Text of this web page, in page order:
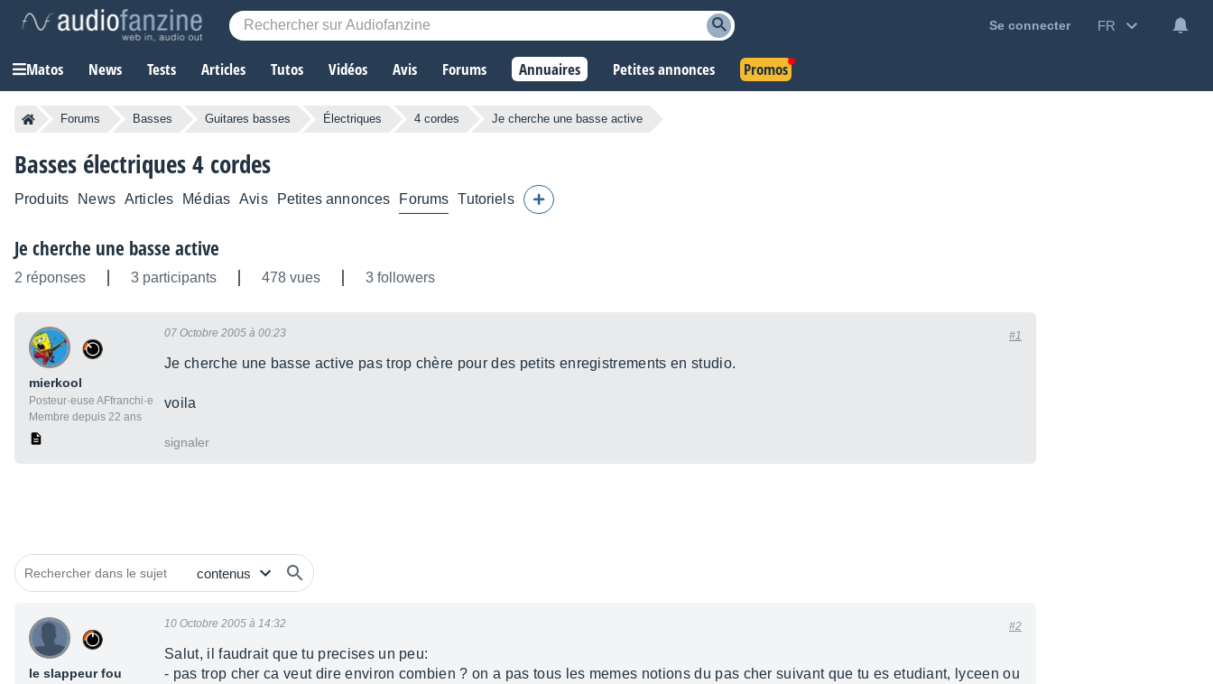
Se connecter FR
Matos News Tests Articles Tutos Vidéos Avis Forums Annuaires Petites annonces Promos
Forums Basses Guitares basses Électriques 4 cordes Je cherche une basse active
Basses électriques 4 cordes
Produits News Articles Médias Avis Petites annonces Forums Tutoriels
Je cherche une basse active
2 réponses 3 participants 478 vues 3 followers
mierkool
Posteur·euse AFfranchi·e
Membre depuis 22 ans
07 Octobre 2005 à 00:23 #1
Je cherche une basse active pas trop chère pour des petits enregistrements en studio.
voila
signaler
le slappeur fou
10 Octobre 2005 à 14:32 #2
Salut, il faudrait que tu precises un peu:
- pas trop cher ca veut dire environ combien ? on a pas tous les memes notions du pas cher suivant que tu es etudiant, lyceen ou